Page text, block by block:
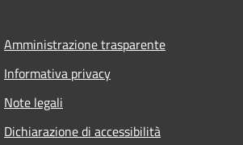
Amministrazione trasparente
Informativa privacy
Note legali
Dichiarazione di accessibilità